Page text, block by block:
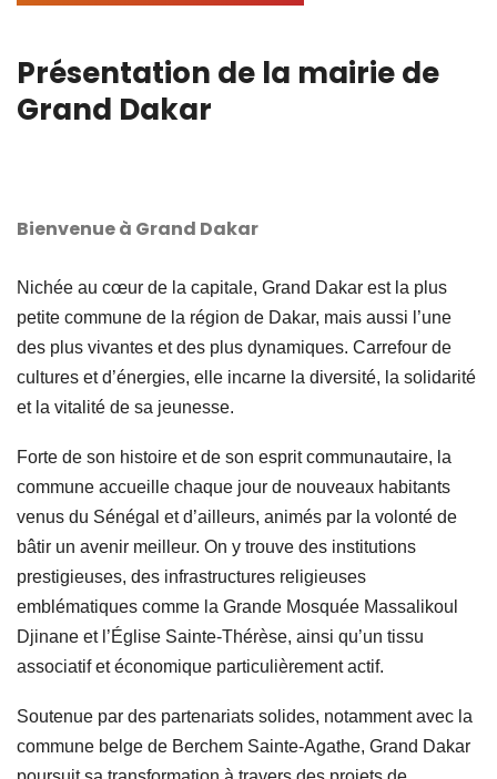
Présentation de la mairie de
Grand Dakar
Bienvenue à Grand Dakar
Nichée au cœur de la capitale, Grand Dakar est la plus
petite commune de la région de Dakar, mais aussi l’une
des plus vivantes et des plus dynamiques. Carrefour de
cultures et d’énergies, elle incarne la diversité, la solidarité
et la vitalité de sa jeunesse.
Forte de son histoire et de son esprit communautaire, la
commune accueille chaque jour de nouveaux habitants
venus du Sénégal et d’ailleurs, animés par la volonté de
bâtir un avenir meilleur. On y trouve des institutions
prestigieuses, des infrastructures religieuses
emblématiques comme la Grande Mosquée Massalikoul
Djinane et l’Église Sainte-Thérèse, ainsi qu’un tissu
associatif et économique particulièrement actif.
Soutenue par des partenariats solides, notamment avec la
commune belge de Berchem Sainte-Agathe, Grand Dakar